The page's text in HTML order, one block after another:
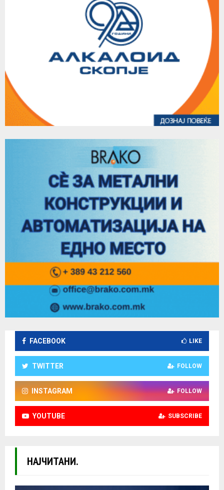
FACEBOOK LIKE
TWITTER FOLLOW
INSTAGRAM FOLLOW
YOUTUBE SUBSCRIBE
НАЈЧИТАНИ.